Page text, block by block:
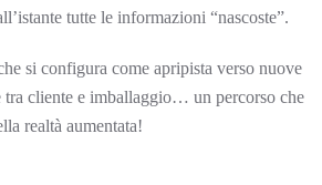
tutte le informazioni “nascoste”.
si configura come apripista verso nuove
tra cliente e imballaggio… un percorso che
realtà aumentata!